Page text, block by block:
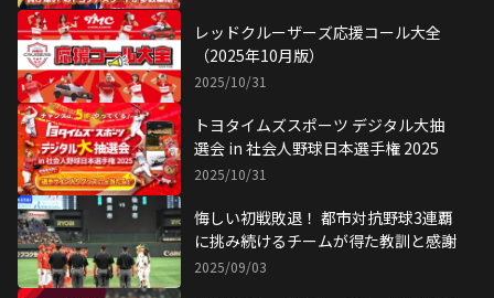
レッドクルーザーズ応援コール大全
（2025年10月版）
2025/10/31
トヨタイムズスポーツ デジタル大抽
選会 in 社会人野球日本選手権 2025
2025/10/31
悔しい初戦敗退！ 都市対抗野球3連覇
に挑み続けるチームが得た教訓と感謝
2025/09/03